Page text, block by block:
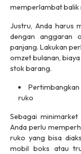
memperlambat balik
Justru, Anda harus
dengan anggaran
panjang. Lakukan
omzet bulanan,
stok barang.
ruko
Sebagai
Anda perlu
ruko yang bisa
mobil boks atau